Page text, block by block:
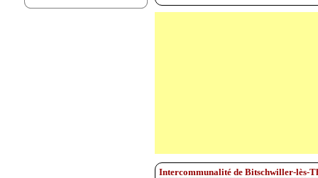
Intercommunalité de Bitschwiller-lès-